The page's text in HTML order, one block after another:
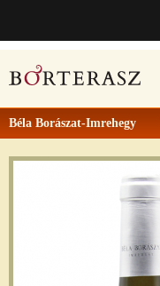
Béla Borászat-Imrehegy